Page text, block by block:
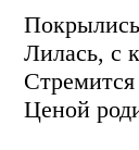
Лилась, с
Ценой